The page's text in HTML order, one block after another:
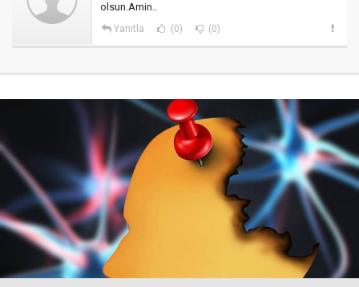
olsun.Amin..
Yanıtla (0) (0)